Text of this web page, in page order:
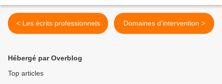
< Les écrits professionnels Domaines d'intervention >
Hébergé par Overblog
Top articles